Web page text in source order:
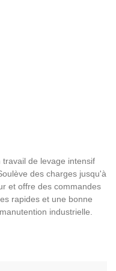
de levage intensif
des charges jusqu'à
et offre des commandes
rapides et une bonne
industrielle.